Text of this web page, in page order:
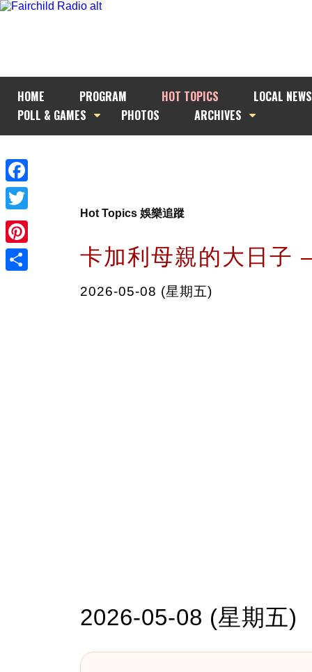
HOME PROGRAM HOT TOPICS
LOCAL NEWS
POLL & GAMES
PHOTOS ARCHIVES
Facebook
Twitter
Pinterest
Hot Topics 娛樂追蹤
卡加利母親的大日子
2026-05-08 (星期五)
2026-05-08 (星期五)